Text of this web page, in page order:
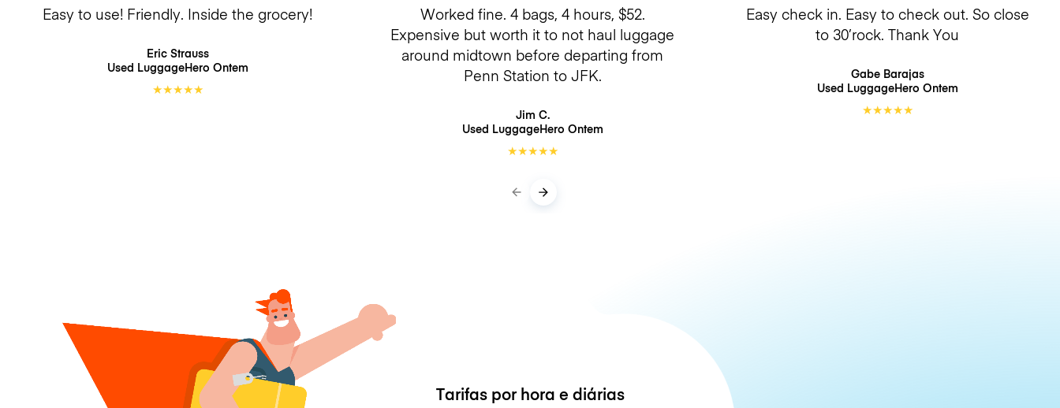
Easy to use! Friendly. Inside the grocery!
Eric Strauss
Used LuggageHero Ontem
★★★★★
Worked fine. 4 bags, 4 hours, $52.
Expensive but worth it to not haul luggage
around midtown before departing from
Penn Station to JFK.
Jim C.
Used LuggageHero Ontem
★★★★★
Easy check in. Easy to check out. So close
to 30’rock. Thank You
Gabe Barajas
Used LuggageHero Ontem
★★★★★
Tarifas por hora e diárias